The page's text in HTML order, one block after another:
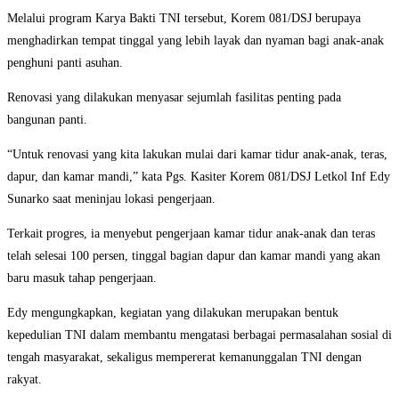
Melalui program Karya Bakti TNI tersebut, Korem 081/DSJ berupaya
menghadirkan tempat tinggal yang lebih layak dan nyaman bagi anak-anak
penghuni panti asuhan.
Renovasi yang dilakukan menyasar sejumlah fasilitas penting pada
bangunan panti.
“Untuk renovasi yang kita lakukan mulai dari kamar tidur anak-anak, teras,
dapur, dan kamar mandi,” kata Pgs. Kasiter Korem 081/DSJ Letkol Inf Edy
Sunarko saat meninjau lokasi pengerjaan.
Terkait progres, ia menyebut pengerjaan kamar tidur anak-anak dan teras
telah selesai 100 persen, tinggal bagian dapur dan kamar mandi yang akan
baru masuk tahap pengerjaan.
Edy mengungkapkan, kegiatan yang dilakukan merupakan bentuk
kepedulian TNI dalam membantu mengatasi berbagai permasalahan sosial di
tengah masyarakat, sekaligus mempererat kemanunggalan TNI dengan
rakyat.